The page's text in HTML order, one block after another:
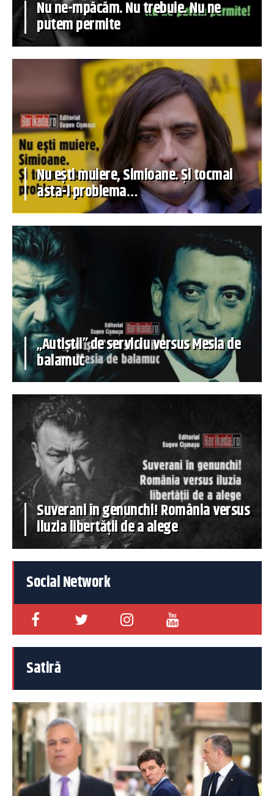
Nu ne-mpăcăm. Nu trebuie. Nu ne
putem permite
Nu ești muiere, Simioane. Și tocmai
asta-i problema…
„Autiștii” de serviciu versus Mesia de
balamuc
Suverani în genunchi! România versus
iluzia libertății de a alege
Social Network
Satiră